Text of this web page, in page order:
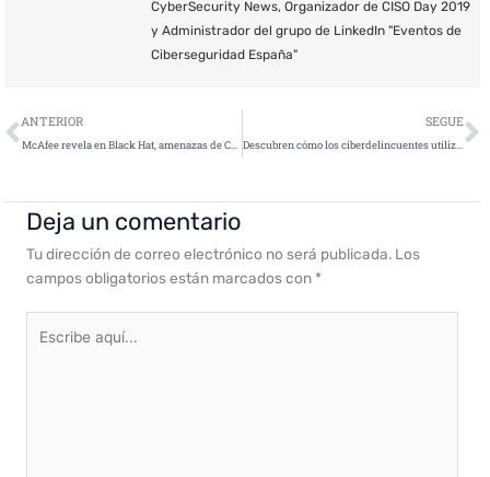
CyberSecurity News, Organizador de CISO Day 2019
y Administrador del grupo de LinkedIn "Eventos de
Ciberseguridad España"
Ant
ANTERIOR
McAfee revela en Black Hat, amenazas de Corea del Norte y riesgos en dispositivos médico
SEGUE
Descubren cómo los ciberdelincuentes utilizan el fax para distribuir malware en las empresas
Deja un comentario
Tu dirección de correo electrónico no será publicada. Los
campos obligatorios están marcados con *
aquí...